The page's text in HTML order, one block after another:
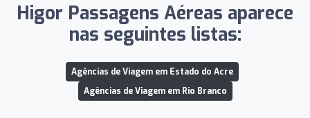
Higor Passagens Aéreas aparece
nas seguintes listas:
Agências de Viagem em Estado do Acre
Agências de Viagem em Rio Branco